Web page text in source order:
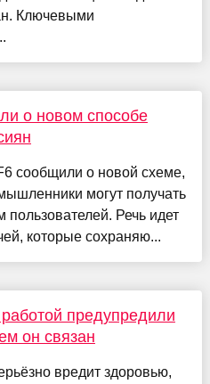
Ключевыми
о новом способе
сообщили о новой схеме,
могут получать
пользователей. Речь идет
которые сохраняю...
предупредили
он связан
вредит здоровью,